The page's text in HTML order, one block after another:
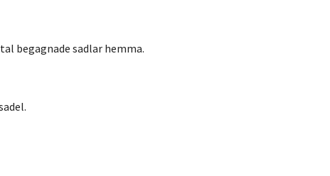
begagnade sadlar hemma.